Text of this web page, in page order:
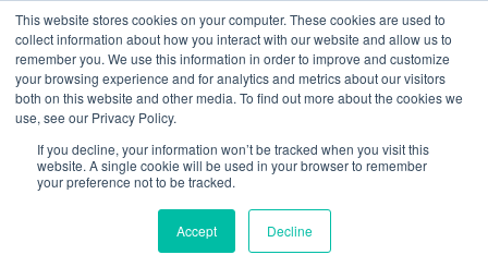
This website stores cookies on your computer. These cookies are used to
collect information about how you interact with our website and allow us to
remember you. We use this information in order to improve and customize
your browsing experience and for analytics and metrics about our visitors
both on this website and other media. To find out more about the cookies we
use, see our Privacy Policy.
If you decline, your information won’t be tracked when you visit this
website. A single cookie will be used in your browser to remember
your preference not to be tracked.
Accept Decline
mercadeo@grupoeib.comWhatsApp:+57
3103229640PBX:+ 601 342 80 45